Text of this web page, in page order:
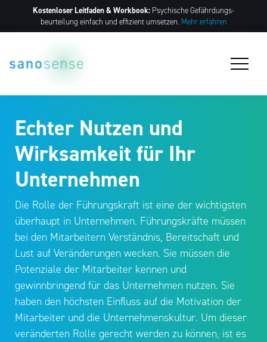
Kostenloser Leitfaden & Workbook: Psychische Gefährdungs­
beurteilung einfach und effizient umsetzen. Mehr erfahren
Echter Nutzen und
Wirksamkeit für Ihr
Unternehmen
Die Rolle der Führungskraft ist eine der wichtigsten
überhaupt in Unternehmen. Führungskräfte müssen
bei den Mitarbeitern Verständnis, Bereitschaft und
Lust auf Veränderungen wecken. Sie müssen die
Potenziale der Mitarbeiter kennen und
gewinnbringend für das Unternehmen nutzen. Sie
haben den höchsten Einfluss auf die Motivation der
Mitarbeiter und die Unternehmenskultur. Um dieser
veränderten Rolle gerecht werden zu können, ist es